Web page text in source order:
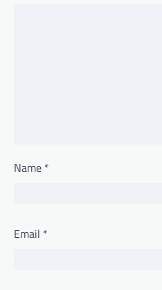
Name *
Email *